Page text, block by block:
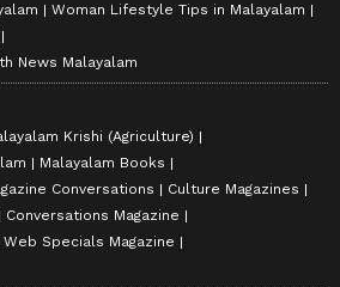
Woman Lifestyle Tips in Malayalam
News Malayalam
Krishi (Agriculture)
Malayalam Books
Conversations
Culture Magazines
Conversations Magazine
Web Specials Magazine